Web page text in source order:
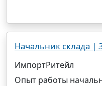
Начальник склада |
ИмпортРитейл
Опыт работы